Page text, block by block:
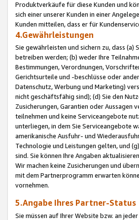
Produktverkäufe für diese Kunden und
sich einer unserer Kunden in einer
Kunden mitteilen, dass er für
4.Gewährleistungen
Sie gewährleisten und sichern zu, dass
betreiben werden; (b) weder Ihre
Bestimmungen, Verordnungen,
Gerichtsurteile und -beschlüsse oder
Datenschutz, Werbung und Marketing)
nicht geschäftsfähig sind); (d) Sie den
Zusicherungen, Garantien oder Aussagen
teilnehmen und keine Serviceangebote
unterliegen, in dem Sie Serviceangebote
amerikanische Ausfuhr- und
Technologie und Leistungen gelten, und
sind. Sie können Ihre Angaben
Wir machen keine Zusicherungen und
mit dem Partnerprogramm erwarten
vornehmen.
5.Angabe Ihres Partner-Status
Sie müssen auf Ihrer Website bzw. an